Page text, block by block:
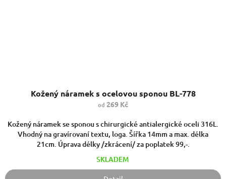
Kožený náramek s ocelovou sponou BL-778
od 269 Kč
Kožený náramek se sponou s chirurgické antialergické oceli 316L.
Vhodný na gravírovaní textu, loga. Šířka 14mm a max. délka
21cm. Úprava délky /zkrácení/ za poplatek 99,-.
SKLADEM